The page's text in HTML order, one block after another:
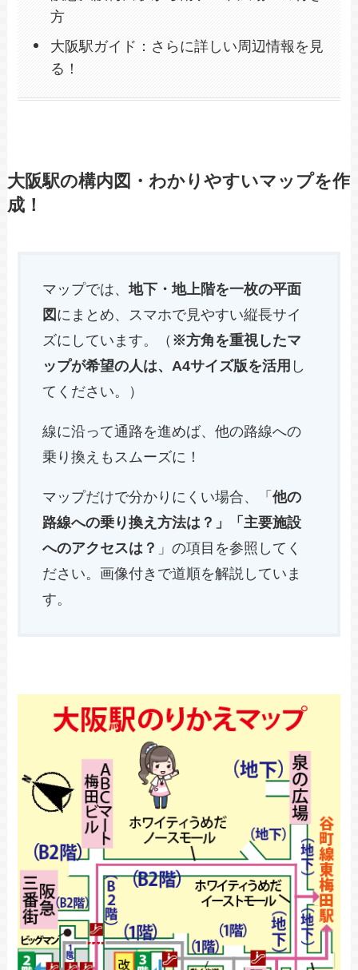
方
大阪駅ガイド：さらに詳しい周辺情報を見
る！
大阪駅の構内図・わかりやすいマップを作
成！
マップでは、地下・地上階を一枚の平面
図 にまとめ、スマホで見やすい縦長サイ
ズにしています。（ ※方角を重視したマ
ップが希望の人は、A4サイズ版を活用 し
てください。）
線に沿って通路を進めば、他の路線への
乗り換えもスムーズに！
マップだけで分かりにくい場合、「他の
路線への乗り換え方法は？」「主要施設
へのアクセスは？ 」の項目を参照してく
ださい。画像付きで道順を解説していま
す。